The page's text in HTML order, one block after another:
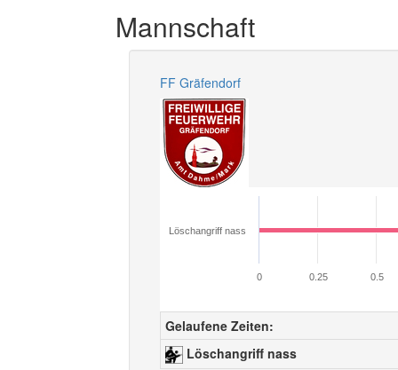
Mannschaft
FF Gräfendorf
Löschangriff nass
0 0.25 0.5
Gelaufene Zeiten:
Löschangriff nass